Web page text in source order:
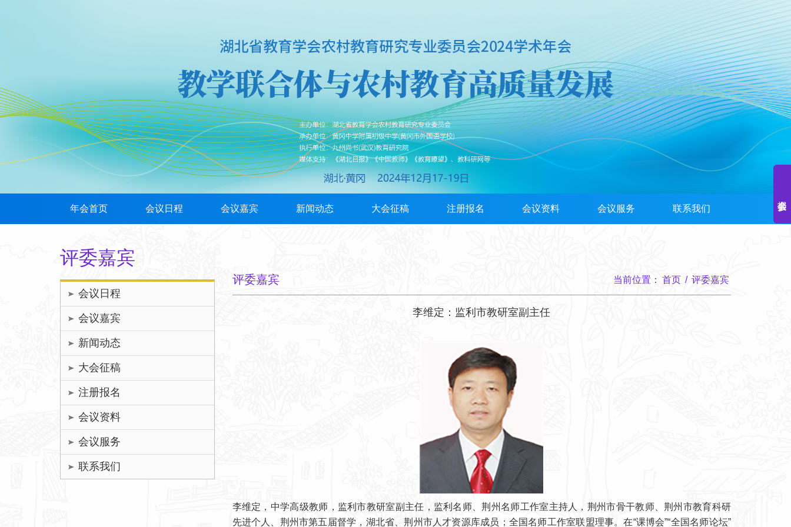
年会首页 会议日程 会议嘉宾 新闻动态 大会征稿 注册报名 会议资料 会议服务 联系我们
评委嘉宾
会议日程
会议嘉宾
新闻动态
大会征稿
注册报名
会议资料
会议服务
联系我们
评委嘉宾 当前位置： 首页 / 评委嘉宾
李维定：监利市教研室副主任
李维定，中学高级教师，监利市教研室副主任，监利名师、荆州名师工作室主持人，荆州市骨干教师、荆州市教育科研
先进个人、荆州市第五届督学，湖北省、荆州市人才资源库成员；全国名师工作室联盟理事。在“课博会”“全国名师论坛”